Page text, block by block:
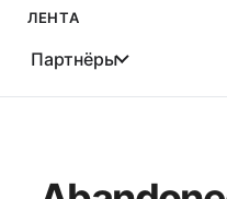
Лента
Партнёры